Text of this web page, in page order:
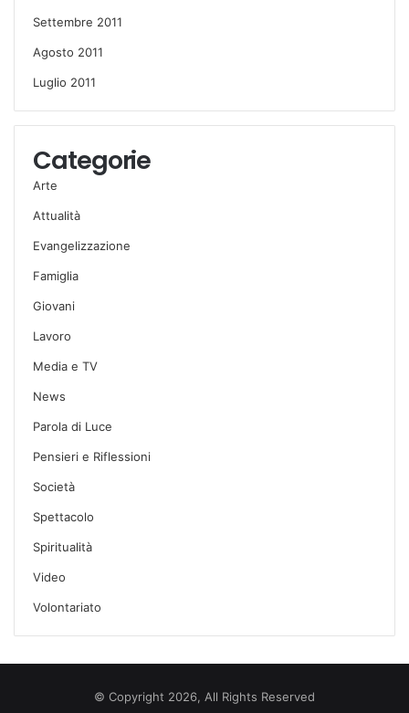
Settembre 2011
Agosto 2011
Luglio 2011
Categorie
Arte
Attualità
Evangelizzazione
Famiglia
Giovani
Lavoro
Media e TV
News
Parola di Luce
Pensieri e Riflessioni
Società
Spettacolo
Spiritualità
Video
Volontariato
© Copyright 2026, All Rights Reserved